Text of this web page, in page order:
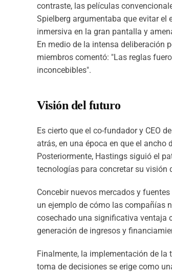
contraste, las películas
Spielberg argumentaba que evitar el
inmersiva en la gran pantalla y
En medio de la intensa deliberación
miembros comentó: "Las reglas
inconcebibles".
Visión del futuro
Es cierto que el co-fundador y CEO
atrás, en una época en que el
Posteriormente, Hastings siguió el
tecnologías para concretar su visión
Concebir nuevos mercados y
un ejemplo de cómo las compañías
cosechado una significativa ventaja
generación de ingresos y
Finalmente, la implementación de
toma de decisiones se erige como